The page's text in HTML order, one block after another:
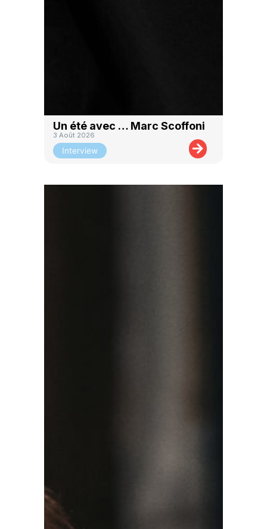
Un été avec … Marc Scoffoni
3 Août 2026
Interview